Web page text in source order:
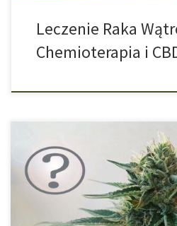
Leczenie Raka
Chemioterapia i
Inicjatywa składająca się z
uzależnień i lekarzy zgadza się co
zostać zalegalizowane. Karanie za
nie tylko nieproporcjonalne, ale